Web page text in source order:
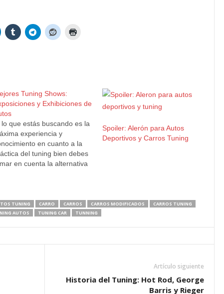
Tuning Shows:
y Exhibiciones de
lo que estás buscando es la
experiencia y
en cuanto a la
del tuning bien debes
en cuenta la alternativa
Shows, exposiciones
íntegramente a este
Spoiler: Alerón para Autos
Deportivos y Carros Tuning
TUNING CARRO CARROS CARROS MODIFICADOS
CARROS TUNING
AUTOS TUNING CAR TUNNING
Artículo siguiente
Historia del Tuning: Hot Rod, George
Barris y Rieger